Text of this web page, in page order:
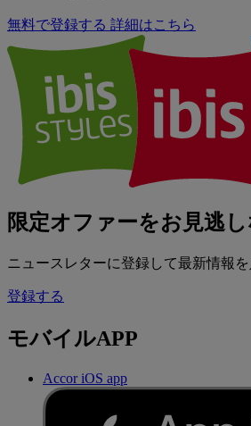
無料で登録する 詳細はこちら
限定オファーをお見逃し
ニュースレターに登録して最新情報
登録する
モバイルAPP
Accor iOS app